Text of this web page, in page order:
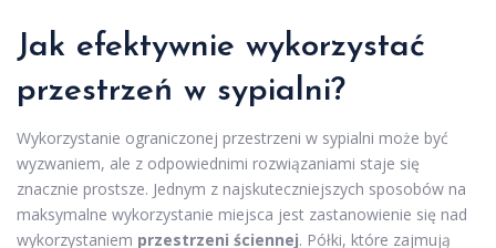
Jak efektywnie wykorzystać
przestrzeń w sypialni?
Wykorzystanie ograniczonej przestrzeni w sypialni może być
wyzwaniem, ale z odpowiednimi rozwiązaniami staje się
znacznie prostsze. Jednym z najskuteczniejszych sposobów na
maksymalne wykorzystanie miejsca jest zastanowienie się nad
wykorzystaniem przestrzeni ściennej. Półki, które zajmują